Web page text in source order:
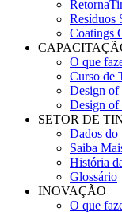
Resíduos
Coatings
O que
Curso de
Design of
Design of
SETOR DE
Dados do
Saiba
História
Glossário
INOVAÇÃO
O que